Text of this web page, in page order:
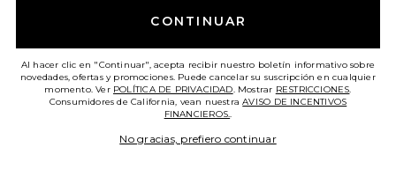
Favorite FALDA AUDEN
CONTINUAR
Al hacer clic en "Continuar", acepta recibir nuestro boletín informativo sobre
novedades, ofertas y promociones. Puede cancelar su suscripción en cualquier
momento. Ver POLÍTICA DE PRIVACIDAD. Mostrar RESTRICCIONES.
Consumidores de California, vean nuestraAVISO DE INCENTIVOS
FINANCIEROS..
No gracias, prefiero continuar